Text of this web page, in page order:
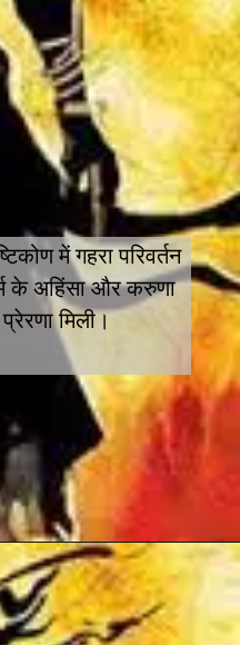
में गहरा परिवर्तन
के अहिंसा और करुणा
मिली।